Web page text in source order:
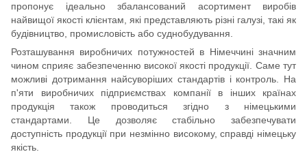
пропонує ідеально збалансований асортимент виробів
найвищої якості клієнтам, які представляють різні галузі, такі як
будівництво, промисловість або суднобудування.
Розташування виробничих потужностей в Німеччині значним
чином сприяє забезпеченню високої якості продукції. Саме тут
можливі дотримання найсуворіших стандартів і контроль. На
п'яти виробничих підприємствах компанії в інших країнах
продукція також проводиться згідно з німецькими
стандартами. Це дозволяє стабільно забезпечувати
доступність продукції при незмінно високому, справді німецьку
якість.